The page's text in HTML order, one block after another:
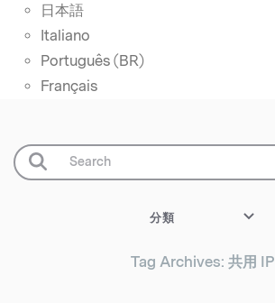
日本語
Italiano
Português (BR)
Français
分類
Tag Archives: 共用 IP